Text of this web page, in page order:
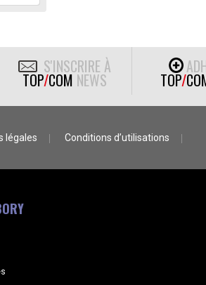
S'INSCRIRE À
TOP/COM NEWS TOP/
légales Conditions d’utilisations